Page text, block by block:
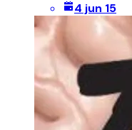
4 jun 15